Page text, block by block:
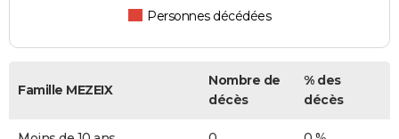
Personnes décédées
Famille MEZEIX
Nombre de
décès
% des
décès